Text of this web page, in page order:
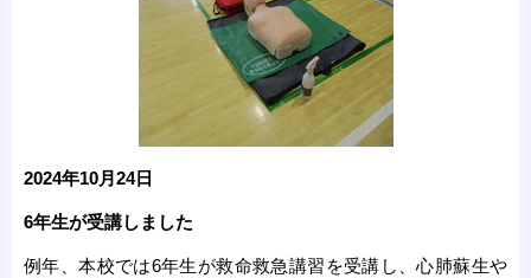
2024年10月24日
6年生が受講しました
例年、本校では6年生が救命救急講習を受講し、心肺蘇生や